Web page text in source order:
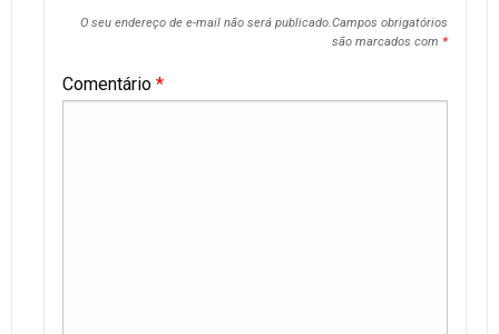
O seu endereço de e-mail não será publicado.Campos obrigatórios
são marcados com *
Comentário *